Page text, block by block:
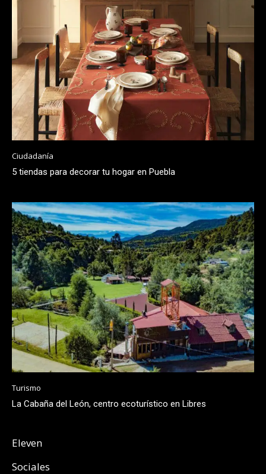
Ciudadanía
5 tiendas para decorar tu hogar en Puebla
Turismo
La Cabaña del León, centro ecoturístico en Libres
Eleven
Sociales